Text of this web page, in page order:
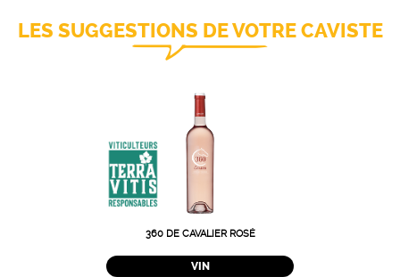
LES SUGGESTIONS DE VOTRE CAVISTE
360 DE CAVALIER ROSÉ
VIN